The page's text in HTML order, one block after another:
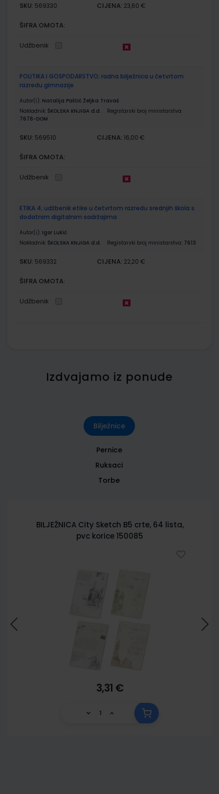
SKU: 569330 CIJENA: 23,60 €
ŠIFRA OMOTA:
Udžbenik
POLITIKA I GOSPODARSTVO; radna bilježnica u četvrtom
razredu gimnazije
Autor(i): Natalija Palčić Željka Travaš
Nakladnik: ŠKOLSKA KNJIGA d.d.
Registarski broj ministarstva:
7676-DOM
SKU: 569510 CIJENA: 16,00 €
ŠIFRA OMOTA:
Udžbenik
ETIKA 4; udžbenik etike u četvrtom razredu srednjih škola s
dodatnim digitalnim sadržajima
Autor(i): Igor Lukić
Nakladnik: ŠKOLSKA KNJIGA d.d. Registarski broj ministarstva: 7613
SKU: 569332 CIJENA: 22,20 €
ŠIFRA OMOTA:
Udžbenik
Izdvajamo iz ponude
Bilježnice
Pernice
Ruksaci
Torbe
BILJEŽNICA City Sketch B5 crte, 64 lista,
pvc korice 150085
3,31 €